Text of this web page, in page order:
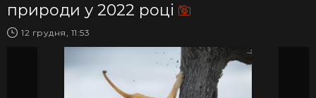
природи у 2022 році
12 грудня, 11:53